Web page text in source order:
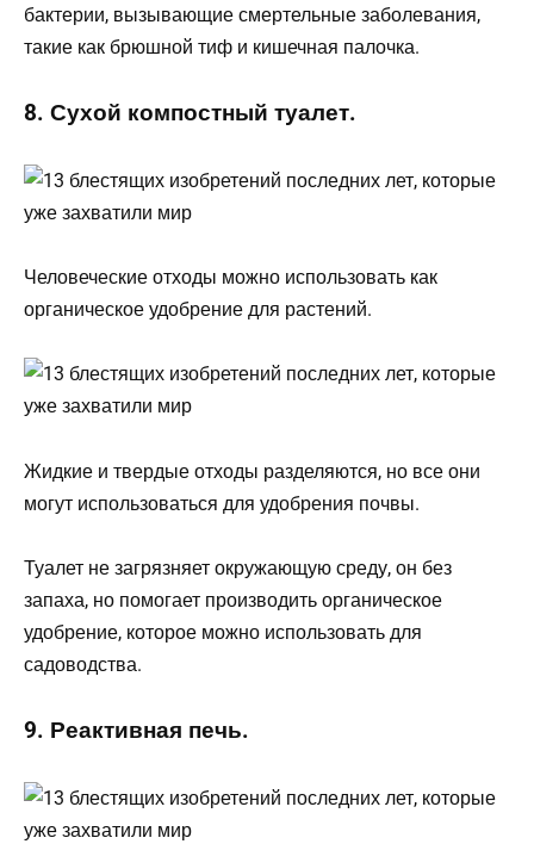
бактерии, вызывающие смертельные заболевания,
такие как брюшной тиф и кишечная палочка.
8. Сухой компостный туалет.
Человеческие отходы можно использовать как
органическое удобрение для растений.
Жидкие и твердые отходы разделяются, но все они
могут использоваться для удобрения почвы.
Туалет не загрязняет окружающую среду, он без
запаха, но помогает производить органическое
удобрение, которое можно использовать для
садоводства.
9. Реактивная печь.